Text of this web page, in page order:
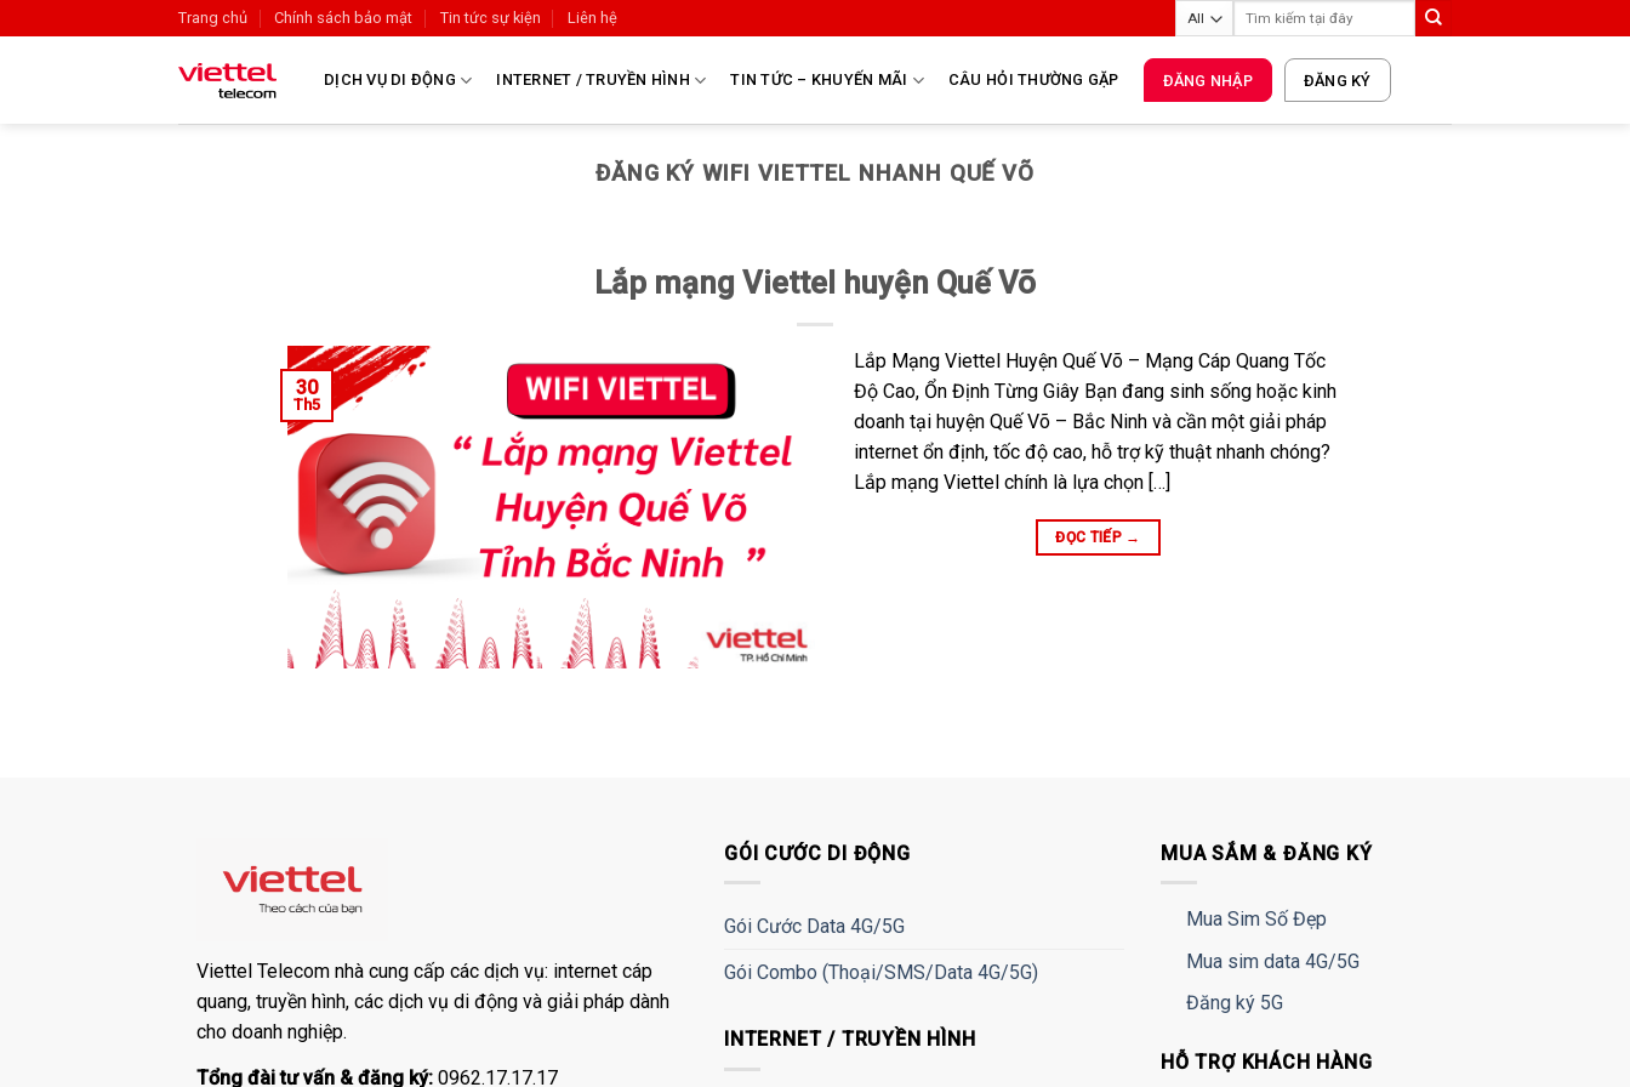
Trang chủ Chính sách bảo mật Tin tức sự kiện Liên hệ
DỊCH VỤ DI ĐỘNG INTERNET / TRUYỀN HÌNH TIN TỨC – KHUYẾN MÃI CÂU HỎI THƯỜNG GẶP ĐĂNG NHẬP ĐĂNG KÝ
ĐĂNG KÝ WIFI VIETTEL NHANH QUẾ VÕ
Lắp mạng Viettel huyện Quế Võ
30
Th5
Lắp Mạng Viettel Huyện Quế Võ – Mạng Cáp Quang Tốc
Độ Cao, Ổn Định Từng Giây Bạn đang sinh sống hoặc kinh
doanh tại huyện Quế Võ – Bắc Ninh và cần một giải pháp
internet ổn định, tốc độ cao, hỗ trợ kỹ thuật nhanh chóng?
Lắp mạng Viettel chính là lựa chọn […]
ĐỌC TIẾP →
Viettel Telecom nhà cung cấp các dịch vụ: internet cáp
quang, truyền hình, các dịch vụ di động và giải pháp dành
cho doanh nghiệp.
Tổng đài tư vấn & đăng ký: 0962.17.17.17
GÓI CƯỚC DI ĐỘNG
Gói Cước Data 4G/5G
Gói Combo (Thoại/SMS/Data 4G/5G)
INTERNET / TRUYỀN HÌNH
MUA SẮM & ĐĂNG KÝ
Mua Sim Số Đẹp
Mua sim data 4G/5G
Đăng ký 5G
HỖ TRỢ KHÁCH HÀNG